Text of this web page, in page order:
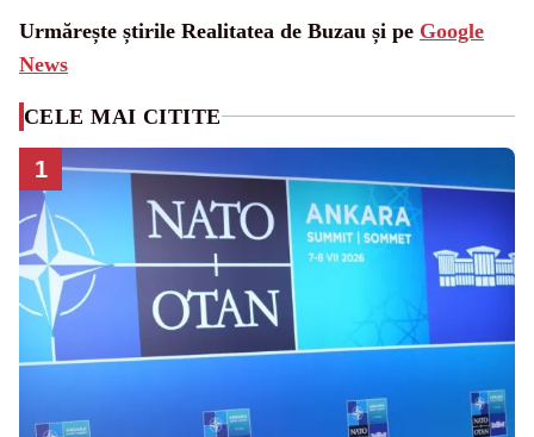
Urmărește știrile Realitatea de Buzau și pe Google
News
CELE MAI CITITE
1